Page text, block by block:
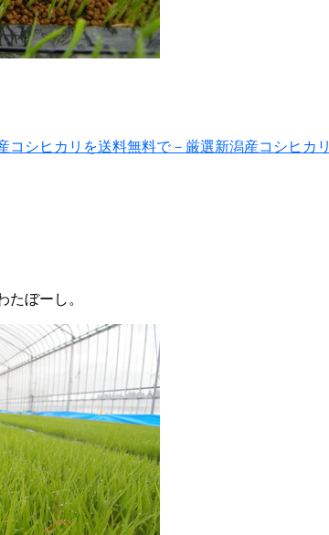
シヒカリを送料無料で－厳選新潟産コシヒカリ
ぼーし。